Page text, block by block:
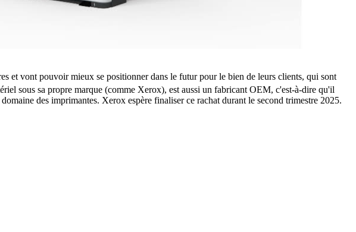
et vont pouvoir mieux se positionner dans le futur pour le bien de leurs clients, qui sont
sous sa propre marque (comme Xerox), est aussi un fabricant OEM, c'est-à-dire qu'il
des imprimantes. Xerox espère finaliser ce rachat durant le second trimestre 2025.